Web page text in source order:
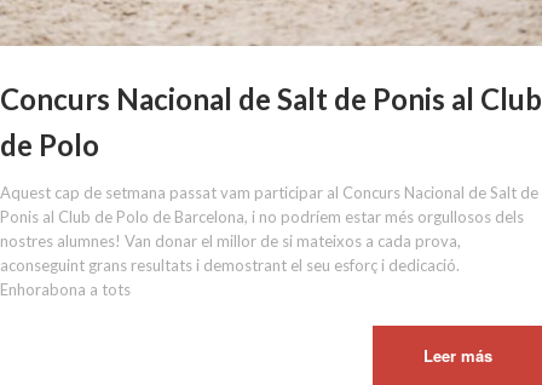
Concurs Nacional de Salt de Ponis al Club
de Polo
Aquest cap de setmana passat vam participar al Concurs Nacional de Salt de
Ponis al Club de Polo de Barcelona, i no podríem estar més orgullosos dels
nostres alumnes! Van donar el millor de si mateixos a cada prova,
aconseguint grans resultats i demostrant el seu esforç i dedicació.
Enhorabona a tots
Leer más